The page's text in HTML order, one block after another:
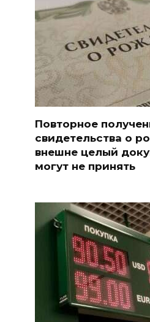
Повторное
свидетельства о
внешне целый
могут не принять